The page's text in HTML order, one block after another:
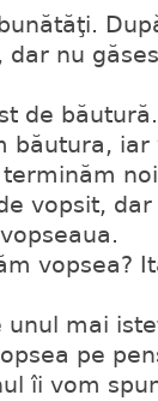
nu
de
băutura,
vopsit,
vopsea?
mai
pe
îi vom